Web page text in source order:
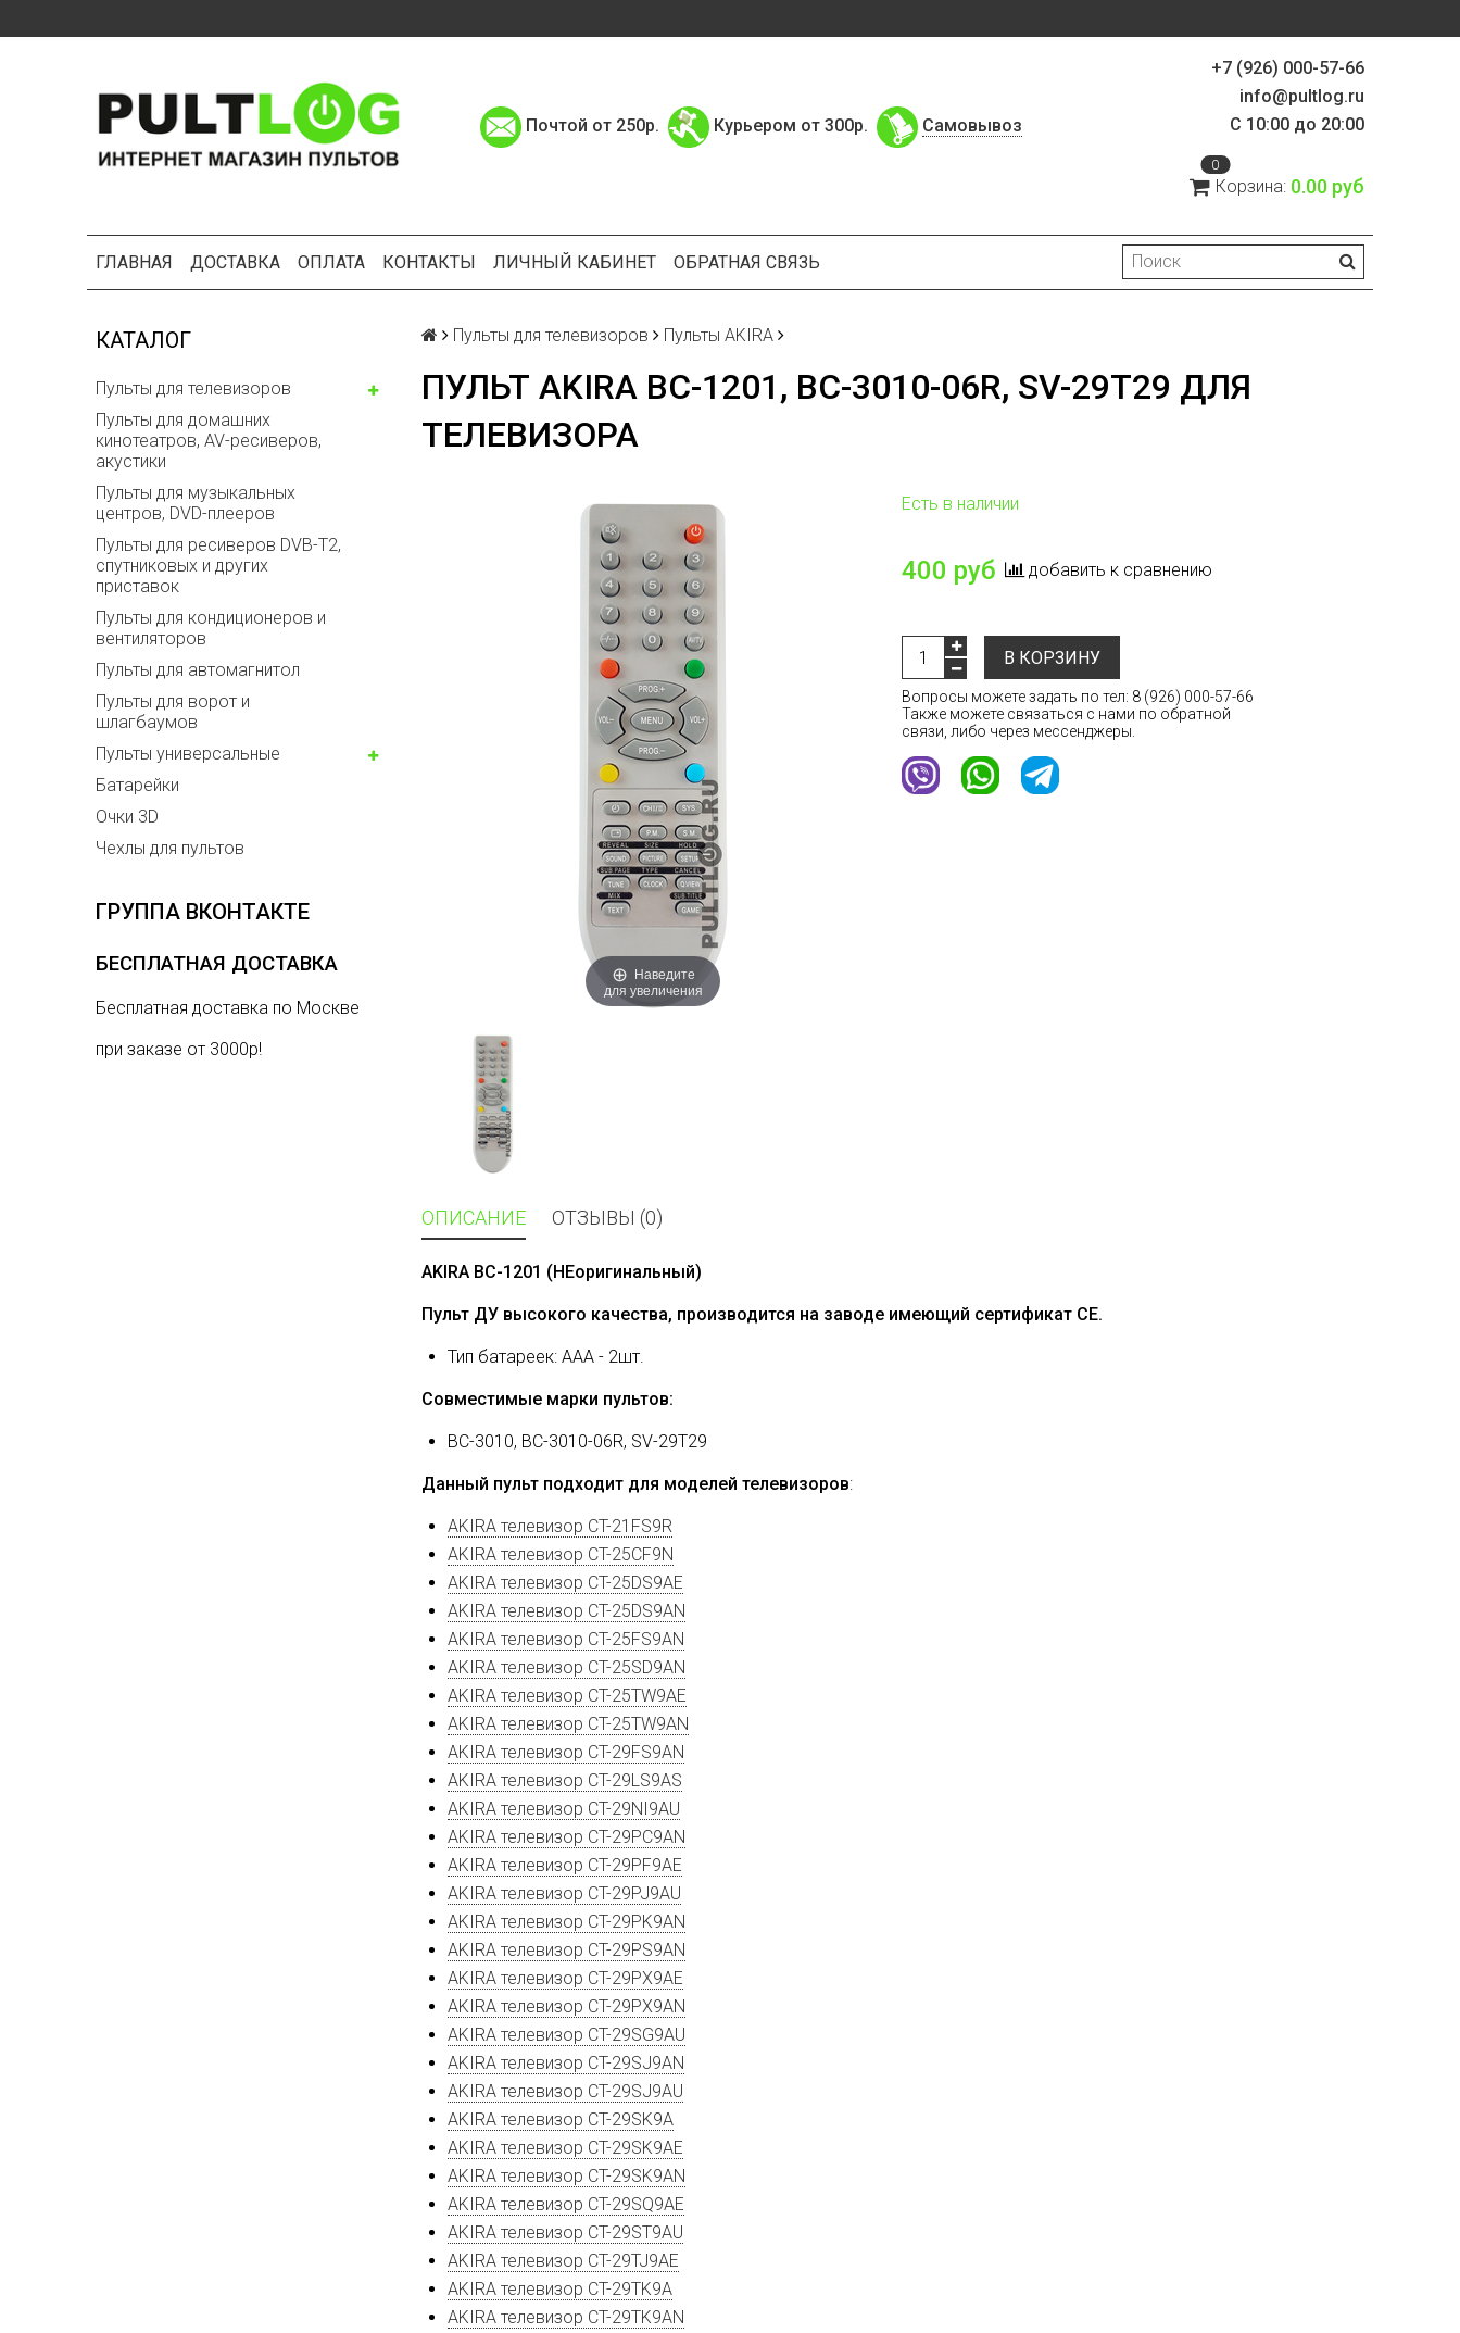
Почтой от 250р. Курьером от 300р. Самовывоз
+7 (926) 000-57-66
info@pultlog.ru
С 10:00 до 20:00
0
Корзина: 0.00 руб
ГЛАВНАЯ ДОСТАВКА ОПЛАТА КОНТАКТЫ ЛИЧНЫЙ КАБИНЕТ ОБРАТНАЯ СВЯЗЬ
КАТАЛОГ
Пульты для телевизоров
Пульты для домашних
кинотеатров, AV-ресиверов,
акустики
Пульты для музыкальных
центров, DVD-плееров
Пульты для ресиверов DVB-T2,
спутниковых и других
приставок
Пульты для кондиционеров и
вентиляторов
Пульты для автомагнитол
Пульты для ворот и
шлагбаумов
Пульты универсальные
Батарейки
Очки 3D
Чехлы для пультов
ГРУППА ВКОНТАКТЕ
БЕСПЛАТНАЯ ДОСТАВКА
Бесплатная доставка по Москве
при заказе от 3000р!
Пульты для телевизоров Пульты AKIRA
ПУЛЬТ AKIRA BC-1201, BC-3010-06R, SV-29T29 ДЛЯ
ТЕЛЕВИЗОРА
Наведите
для увеличения
Есть в наличии
400 руб добавить к сравнению
В КОРЗИНУ
Вопросы можете задать по тел: 8 (926) 000-57-66
Также можете связаться с нами по обратной
связи, либо через мессенджеры.
ОПИСАНИЕ ОТЗЫВЫ (0)
AKIRA BC-1201 (НЕоригинальный)
Пульт ДУ высокого качества, производится на заводе имеющий сертификат CE.
Тип батареек: AAA - 2шт.
Совместимые марки пультов:
BC-3010, BC-3010-06R, SV-29T29
Данный пульт подходит для моделей телевизоров:
AKIRA телевизор CT-21FS9R
AKIRA телевизор CT-25CF9N
AKIRA телевизор CT-25DS9AE
AKIRA телевизор CT-25DS9AN
AKIRA телевизор CT-25FS9AN
AKIRA телевизор CT-25SD9AN
AKIRA телевизор CT-25TW9AE
AKIRA телевизор CT-25TW9AN
AKIRA телевизор CT-29FS9AN
AKIRA телевизор CT-29LS9AS
AKIRA телевизор CT-29NI9AU
AKIRA телевизор CT-29PC9AN
AKIRA телевизор CT-29PF9AE
AKIRA телевизор CT-29PJ9AU
AKIRA телевизор CT-29PK9AN
AKIRA телевизор CT-29PS9AN
AKIRA телевизор CT-29PX9AE
AKIRA телевизор CT-29PX9AN
AKIRA телевизор CT-29SG9AU
AKIRA телевизор CT-29SJ9AN
AKIRA телевизор CT-29SJ9AU
AKIRA телевизор CT-29SK9A
AKIRA телевизор CT-29SK9AE
AKIRA телевизор CT-29SK9AN
AKIRA телевизор CT-29SQ9AE
AKIRA телевизор CT-29ST9AU
AKIRA телевизор CT-29TJ9AE
AKIRA телевизор CT-29TK9A
AKIRA телевизор CT-29TK9AN